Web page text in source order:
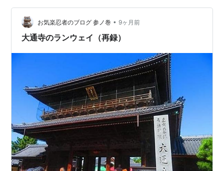
ンキングに参加中。クリックして応援お願いします！
お気楽忍者のブログ 参ノ巻 • 9ヶ月前
大通寺のランウェイ（再録）